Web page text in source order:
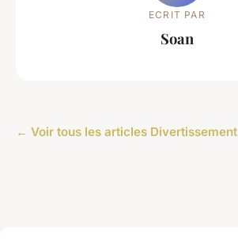
ECRIT PAR
Soan
← Voir tous les articles Divertissement